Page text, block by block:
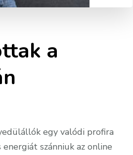
a
egy valódi profira
szánniuk az online